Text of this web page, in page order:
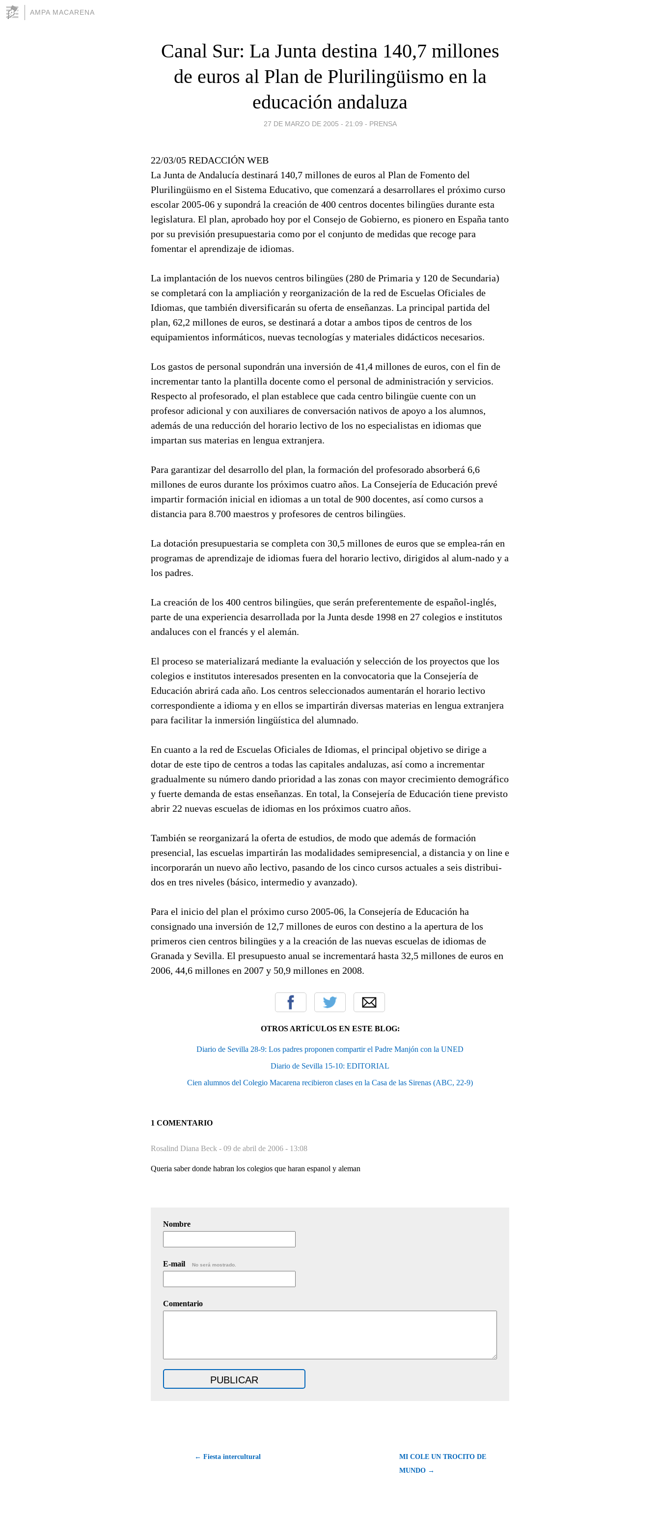
AMPA MACARENA
Canal Sur: La Junta destina 140,7 millones
de euros al Plan de Plurilingüismo en la
educación andaluza
27 DE MARZO DE 2005 - 21:09 - PRENSA
22/03/05 REDACCIÓN WEB
La Junta de Andalucía destinará 140,7 millones de euros al Plan de Fomento del
Plurilingüismo en el Sistema Educativo, que comenzará a desarrollares el próximo curso
escolar 2005-06 y supondrá la creación de 400 centros docentes bilingües durante esta
legislatura. El plan, aprobado hoy por el Consejo de Gobierno, es pionero en España tanto
por su previsión presupuestaria como por el conjunto de medidas que recoge para
fomentar el aprendizaje de idiomas.
La implantación de los nuevos centros bilingües (280 de Primaria y 120 de Secundaria)
se completará con la ampliación y reorganización de la red de Escuelas Oficiales de
Idiomas, que también diversificarán su oferta de enseñanzas. La principal partida del
plan, 62,2 millones de euros, se destinará a dotar a ambos tipos de centros de los
equipamientos informáticos, nuevas tecnologías y materiales didácticos necesarios.
Los gastos de personal supondrán una inversión de 41,4 millones de euros, con el fin de
incrementar tanto la plantilla docente como el personal de administración y servicios.
Respecto al profesorado, el plan establece que cada centro bilingüe cuente con un
profesor adicional y con auxiliares de conversación nativos de apoyo a los alumnos,
además de una reducción del horario lectivo de los no especialistas en idiomas que
impartan sus materias en lengua extranjera.
Para garantizar del desarrollo del plan, la formación del profesorado absorberá 6,6
millones de euros durante los próximos cuatro años. La Consejería de Educación prevé
impartir formación inicial en idiomas a un total de 900 docentes, así como cursos a
distancia para 8.700 maestros y profesores de centros bilingües.
La dotación presupuestaria se completa con 30,5 millones de euros que se emplea-rán en
programas de aprendizaje de idiomas fuera del horario lectivo, dirigidos al alum-nado y a
los padres.
La creación de los 400 centros bilingües, que serán preferentemente de español-inglés,
parte de una experiencia desarrollada por la Junta desde 1998 en 27 colegios e institutos
andaluces con el francés y el alemán.
El proceso se materializará mediante la evaluación y selección de los proyectos que los
colegios e institutos interesados presenten en la convocatoria que la Consejería de
Educación abrirá cada año. Los centros seleccionados aumentarán el horario lectivo
correspondiente a idioma y en ellos se impartirán diversas materias en lengua extranjera
para facilitar la inmersión lingüística del alumnado.
En cuanto a la red de Escuelas Oficiales de Idiomas, el principal objetivo se dirige a
dotar de este tipo de centros a todas las capitales andaluzas, así como a incrementar
gradualmente su número dando prioridad a las zonas con mayor crecimiento demográfico
y fuerte demanda de estas enseñanzas. En total, la Consejería de Educación tiene previsto
abrir 22 nuevas escuelas de idiomas en los próximos cuatro años.
También se reorganizará la oferta de estudios, de modo que además de formación
presencial, las escuelas impartirán las modalidades semipresencial, a distancia y on line e
incorporarán un nuevo año lectivo, pasando de los cinco cursos actuales a seis distribui-
dos en tres niveles (básico, intermedio y avanzado).
Para el inicio del plan el próximo curso 2005-06, la Consejería de Educación ha
consignado una inversión de 12,7 millones de euros con destino a la apertura de los
primeros cien centros bilingües y a la creación de las nuevas escuelas de idiomas de
Granada y Sevilla. El presupuesto anual se incrementará hasta 32,5 millones de euros en
2006, 44,6 millones en 2007 y 50,9 millones en 2008.
OTROS ARTÍCULOS EN ESTE BLOG:
Diario de Sevilla 28-9: Los padres proponen compartir el Padre Manjón con la UNED
Diario de Sevilla 15-10: EDITORIAL
Cien alumnos del Colegio Macarena recibieron clases en la Casa de las Sirenas (ABC, 22-9)
1 COMENTARIO
Rosalind Diana Beck - 09 de abril de 2006 - 13:08
Queria saber donde habran los colegios que haran espanol y aleman
Nombre
E-mail No será mostrado.
Comentario
← Fiesta intercultural
MI COLE UN TROCITO DE
MUNDO →